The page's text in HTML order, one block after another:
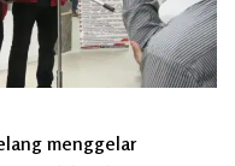
menggelar